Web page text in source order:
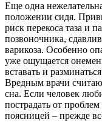
Еще одна
положении сидя.
риск перекоса таза и
позвоночника,
варикоза. Особенно
уже ощущается
вставать и
Вредным врачи
сна. Если человек
пострадать от
поясницей – прежде